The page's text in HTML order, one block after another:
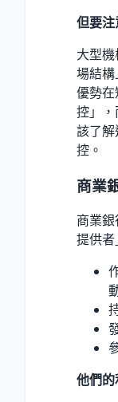
但要注
大型
場結
優勢
控」
該了
控。
商業
商業
提供者
他們的